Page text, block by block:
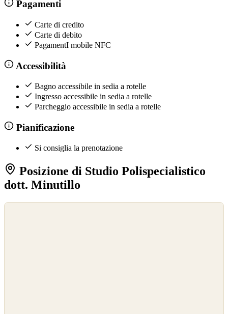
Pagamenti
Carte di credito
Carte di debito
PagamentI mobile NFC
Accessibilità
Bagno accessibile in sedia a rotelle
Ingresso accessibile in sedia a rotelle
Parcheggio accessibile in sedia a rotelle
Pianificazione
Si consiglia la prenotazione
Posizione di Studio Polispecialistico
dott. Minutillo